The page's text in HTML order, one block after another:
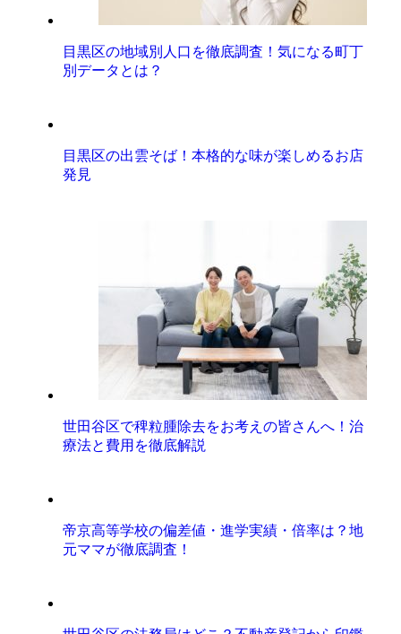
目黒区の地域別人口を徹底調査！気になる町丁
別データとは？
目黒区の出雲そば！本格的な味が楽しめるお店
発見
世田谷区で稗粒腫除去をお考えの皆さんへ！治
療法と費用を徹底解説
帝京高等学校の偏差値・進学実績・倍率は？地
元ママが徹底調査！